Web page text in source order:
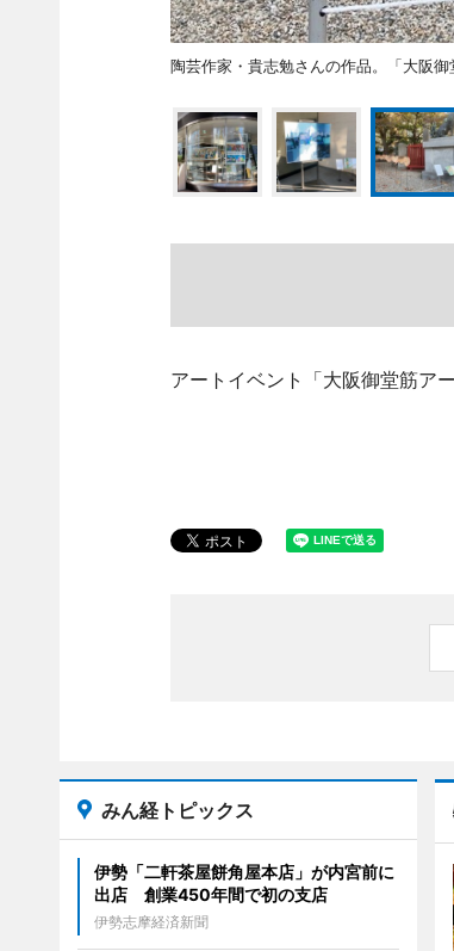
陶芸作家・貴志勉さんの作品。「大阪
アートイベント「大阪御堂筋ア
みん経トピックス
伊勢「二軒茶屋餅角屋本店」が内宮前に
出店 創業450年間で初の支店
伊勢志摩経済新聞